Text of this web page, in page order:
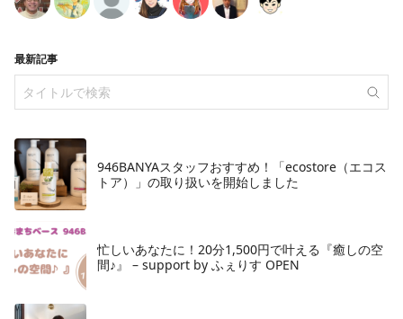
最新記事
946BANYAスタッフおすすめ！「ecostore（エコス
トア）」の取り扱いを開始しました
忙しいあなたに！20分1,500円で叶える『癒しの空
間♪』 – support by ふぇりす OPEN